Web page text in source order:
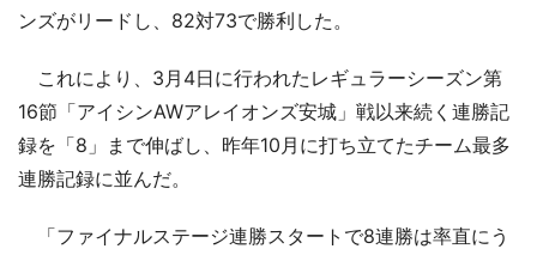
ンズがリードし、82対73で勝利した。
これにより、3月4日に行われたレギュラーシーズン第
16節「アイシンAWアレイオンズ安城」戦以来続く連勝記
録を「8」まで伸ばし、昨年10月に打ち立てたチーム最多
連勝記録に並んだ。
「ファイナルステージ連勝スタートで8連勝は率直にう